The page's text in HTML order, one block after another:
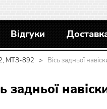
Відгуки
МТЗ-892 > Вісь задньої
задньої